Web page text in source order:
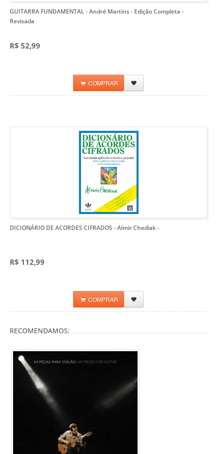
GUITARRA FUNDAMENTAL - André Martins- Edição Completa -
Revisada
R$ 52,99
COMPRAR
DICIONÁRIO DE ACORDES CIFRADOS - Almir Chediak-
R$ 112,99
COMPRAR
RECOMENDAMOS: